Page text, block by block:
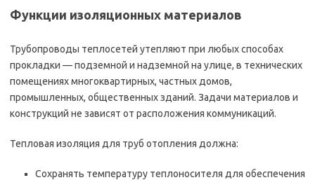
Функции изоляционных материалов
Трубопроводы теплосетей утепляют при любых способах
прокладки — подземной и надземной на улице, в технических
помещениях многоквартирных, частных домов,
промышленных, общественных зданий. Задачи материалов и
конструкций не зависят от расположения коммуникаций.
Тепловая изоляция для труб отопления должна:
Сохранять температуру теплоносителя для обеспечения